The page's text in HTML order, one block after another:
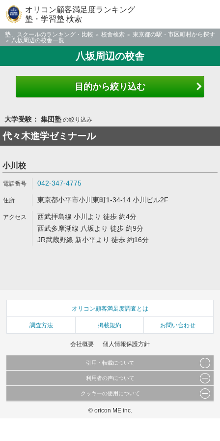
オリコン顧客満足度ランキング
塾・学習塾 検索
塾、スクールのランキング・比較 校舎検索
東京都の駅・市区町村から探す
八坂周辺の校舎一覧
八坂周辺の校舎
目的から絞り込む
大学受験： 集団塾の絞り込み
代々木進学ゼミナール
小川校
042-347-4775
東京都小平市小川東町1-34-14 小川ビル2F
西武拝島線 小川より 徒歩 約4分
西武多摩湖線 八坂より 徒歩 約9分
JR武蔵野線 新小平より 徒歩 約16分
オリコン顧客満足度調査とは
調査方法 掲載規約 お問い合わせ
会社概要 個人情報保護方針
引用・転載について
当サイトで公開されている情報（文字、写真、イラスト、画像データ等）及びこれらの配
これらの情報を権利者の許可なく無断転載・複製などの二次利用を行うことは固く禁じて
利用者の声について
当サイトに掲載している内容はすべてサービスの利用者が提出された見解・感想です。
弊社の見解・ 意見ではないことをご理解いただいた上でご覧ください。
クッキーの使用について
このサイトでは Cookie を使用して、ユーザーに合わせたコンテンツや広告の表示、ソー
© oricon ME inc.